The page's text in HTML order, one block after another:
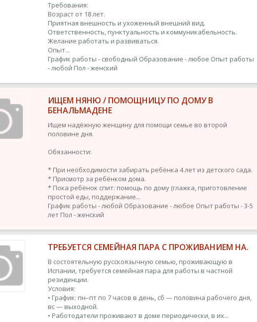
Требования:
Возраст от 18 лет.
Приятная внешность и ухоженный внешний вид.
Ответственность, пунктуальность и коммуникабельность.
Желание работать и развиваться.
Опыт...
График работы - свободный Образование - любое Опыт работы
- любой Пол - женский
ИЩЕМ НЯНЮ / ПОМОЩНИЦУ ПО ДОМУ В
БЕНАЛЬМАДЕНЕ
Ищем надёжную женщину для помощи семье во второй
половине дня.
Обязанности:
* При необходимости забирать ребёнка 4 лет из детского сада.
* Присмотр за ребёнком дома.
* Пока ребёнок спит: помощь по дому (глажка, приготовление
простой еды, поддержание...
График работы - любой Образование - любое Опыт работы - 3-5
лет Пол - женский
ТРЕБУЕТСЯ СЕМЕЙНАЯ ПАРА С ПРОЖИВАНИЕМ НА.
В состоятельную русскоязычную семью, проживающую в
Испании, требуется семейная пара для работы в частной
резиденции.
Условия:
• График: пн–пт по 7 часов в день, сб — половина рабочего дня,
вс — выходной.
• Работодатели проживают в доме периодически, в их...